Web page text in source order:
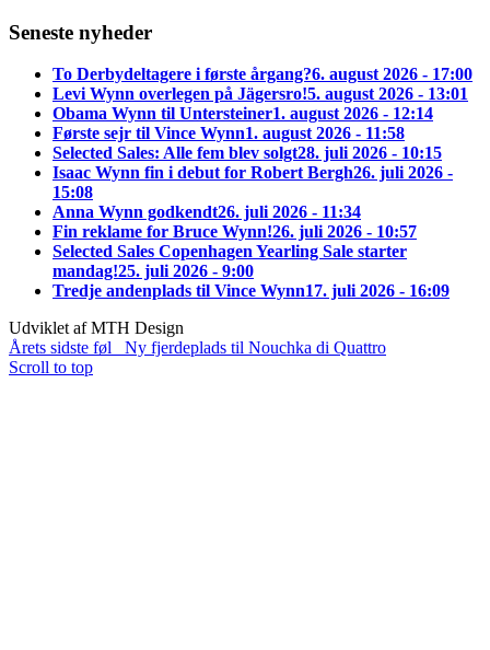
Seneste nyheder
To Derbydeltagere i første årgang?6. august 2026 - 17:00
Levi Wynn overlegen på Jägersro!5. august 2026 - 13:01
Obama Wynn til Untersteiner1. august 2026 - 12:14
Første sejr til Vince Wynn1. august 2026 - 11:58
Selected Sales: Alle fem blev solgt28. juli 2026 - 10:15
Isaac Wynn fin i debut for Robert Bergh26. juli 2026 -
15:08
Anna Wynn godkendt26. juli 2026 - 11:34
Fin reklame for Bruce Wynn!26. juli 2026 - 10:57
Selected Sales Copenhagen Yearling Sale starter
mandag!25. juli 2026 - 9:00
Tredje andenplads til Vince Wynn17. juli 2026 - 16:09
Udviklet af MTH Design
Årets sidste føl
Ny fjerdeplads til Nouchka di Quattro
Scroll to top